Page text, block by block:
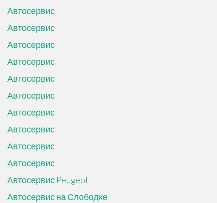
Автосервис
Автосервис
Автосервис
Автосервис
Автосервис
Автосервис
Автосервис
Автосервис
Автосервис
Автосервис
Автосервис Peugeot
Автосервис на Слободке